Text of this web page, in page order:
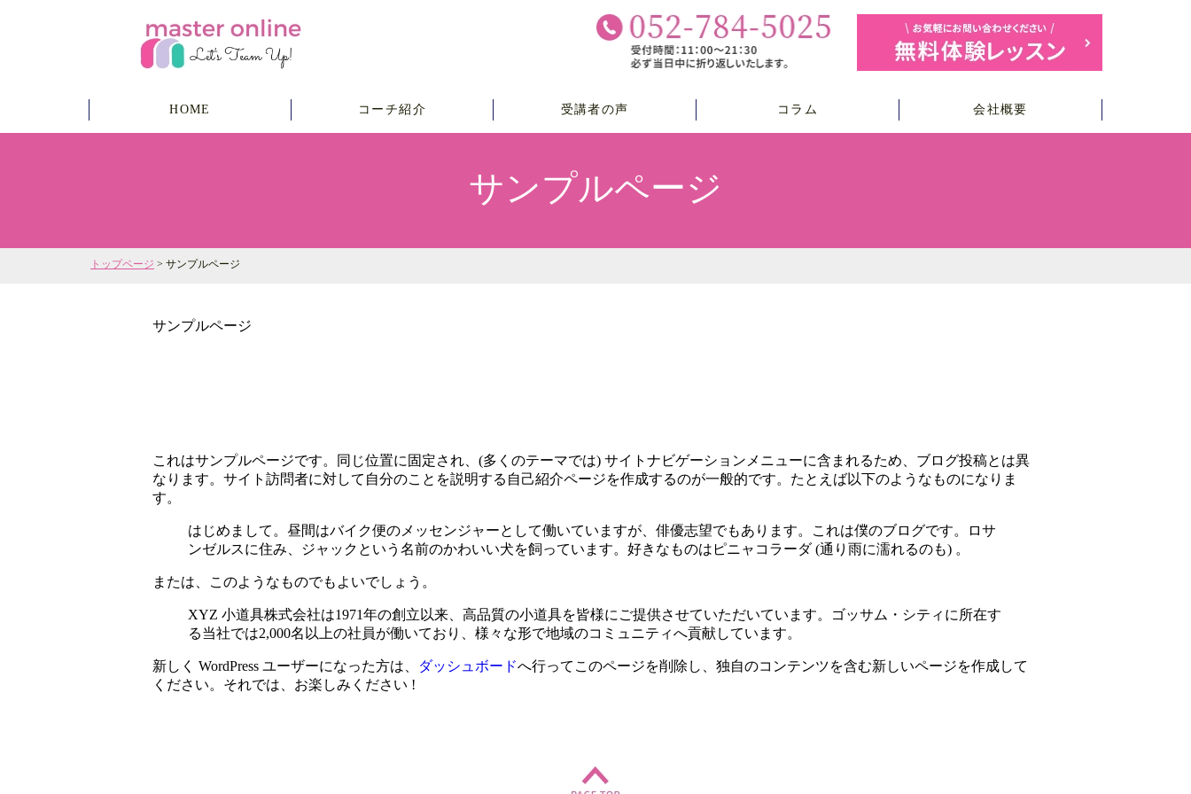
HOME コーチ紹介 受講者の声 コラム 会社概要
サンプルページ
トップページ > サンプルページ
サンプルページ
これはサンプルページです。同じ位置に固定され、(多くのテーマでは) サイトナビゲーションメニューに含まれるため、ブログ投稿とは異
なります。サイト訪問者に対して自分のことを説明する自己紹介ページを作成するのが一般的です。たとえば以下のようなものになりま
す。
はじめまして。昼間はバイク便のメッセンジャーとして働いていますが、俳優志望でもあります。これは僕のブログです。ロサ
ンゼルスに住み、ジャックという名前のかわいい犬を飼っています。好きなものはピニャコラーダ (通り雨に濡れるのも) 。
または、このようなものでもよいでしょう。
XYZ 小道具株式会社は1971年の創立以来、高品質の小道具を皆様にご提供させていただいています。ゴッサム・シティに所在す
る当社では2,000名以上の社員が働いており、様々な形で地域のコミュニティへ貢献しています。
新しく WordPress ユーザーになった方は、 ダッシュボードへ行ってこのページを削除し、独自のコンテンツを含む新しいページを作成して
ください。それでは、お楽しみください !